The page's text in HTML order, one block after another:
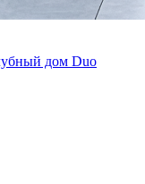
дом Duo